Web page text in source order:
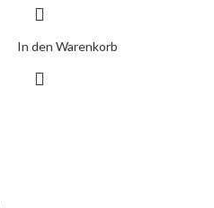
In den Warenkorb